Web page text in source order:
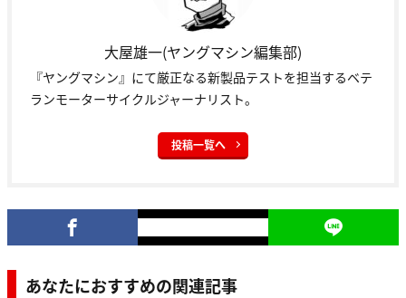
大屋雄一(ヤングマシン編集部)
『ヤングマシン』にて厳正なる新製品テストを担当するベテ
ランモーターサイクルジャーナリスト。
投稿一覧へ
あなたにおすすめの関連記事